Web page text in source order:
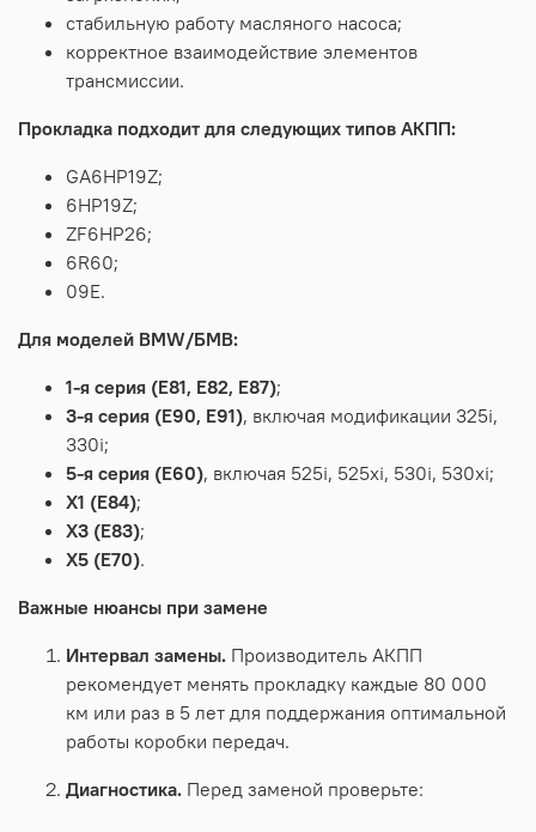
стабильную работу масляного насоса;
корректное взаимодействие элементов
трансмиссии.
Прокладка подходит для следующих типов АКПП:
GA6HP19Z;
6HP19Z;
ZF6HP26;
6R60;
09E.
Для моделей BMW/БМВ:
1‑я серия (E81, E82, E87);
3‑я серия (E90, E91), включая модификации 325i,
330i;
5‑я серия (E60), включая 525i, 525xi, 530i, 530xi;
X1 (E84);
X3 (E83);
X5 (E70).
Важные нюансы при замене
Интервал замены. Производитель АКПП
рекомендует менять прокладку каждые 80 000
км или раз в 5 лет для поддержания оптимальной
работы коробки передач.
Диагностика. Перед заменой проверьте: